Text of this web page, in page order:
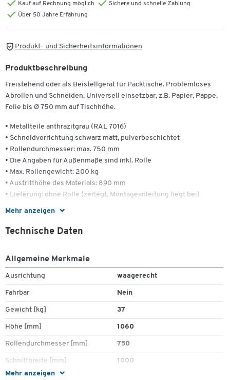
Kauf auf Rechnung möglich
Sichere und schnelle Zahlung
Über 50 Jahre Erfahrung
Produkt- und Sicherheitsinformationen
Mehr anzeigen
Produktbeschreibung
Freistehend oder als Beistellgerät für Packtische. Problemloses
Abrollen und Schneiden. Universell einsetzbar, z.B. Papier, Pappe,
Folie bis Ø 750 mm auf Tischhöhe.
• Metallteile anthrazitgrau (RAL 7016)
• Schneidvorrichtung schwarz matt, pulverbeschichtet
• Rollendurchmesser: max. 750 mm
• Die Angaben für Außenmaße sind inkl. Rolle
• Max. Rollengewicht: 200 kg
• Austritthöhe des Materials: 890 mm
• Lieferung: ohne Rolle (zerlegt, Montageanleitung liegt bei)
Leicht auswechselbare Messerkassette, Rundmesser für Papier,
Wellpappe, etc. Klingenmesser für Folien, Weich- und
Mehr anzeigen
Technische Daten
Allgemeine Merkmale
Ausrichtung waagerecht
Fahrbar Nein
Gewicht [kg] 37
Höhe [mm] 1060
Rollendurchmesser [mm] 750
Schnittbreite [mm] 1000
Tiefe [mm]